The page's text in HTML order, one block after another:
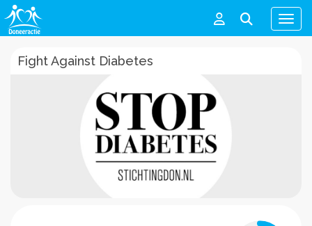
Menu
Fight Against Diabetes